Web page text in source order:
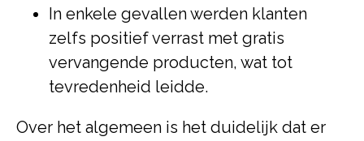
In enkele gevallen werden klanten
zelfs positief verrast met gratis
vervangende producten, wat tot
tevredenheid leidde.
Over het algemeen is het duidelijk dat er